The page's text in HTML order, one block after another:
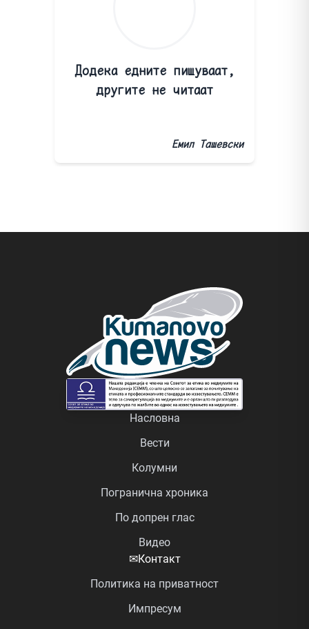
Додека едните пишуваат,
другите не читаат
Емил Ташевски
Насловна
Вести
Колумни
Погранична хроника
По допрен глас
Видео
✉Контакт
Политика на приватност
Импресум